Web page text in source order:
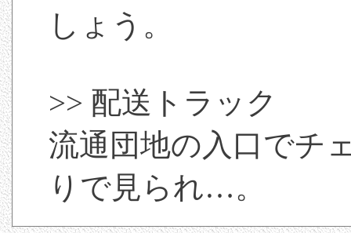
しょう。
>> 配送トラック
流通団地の入口でチ
りで見られ…。